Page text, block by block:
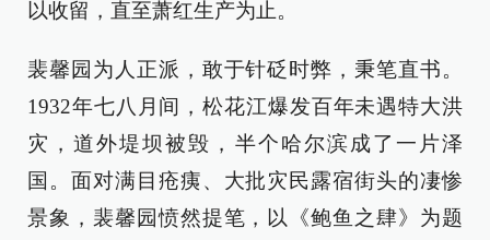
以收留，直至萧红生产为止。
裴馨园为人正派，敢于针砭时弊，秉笔直书。
1932年七八月间，松花江爆发百年未遇特大洪
灾，道外堤坝被毁，半个哈尔滨成了一片泽
国。面对满目疮痍、大批灾民露宿街头的凄惨
景象，裴馨园愤然提笔，以《鲍鱼之肆》为题